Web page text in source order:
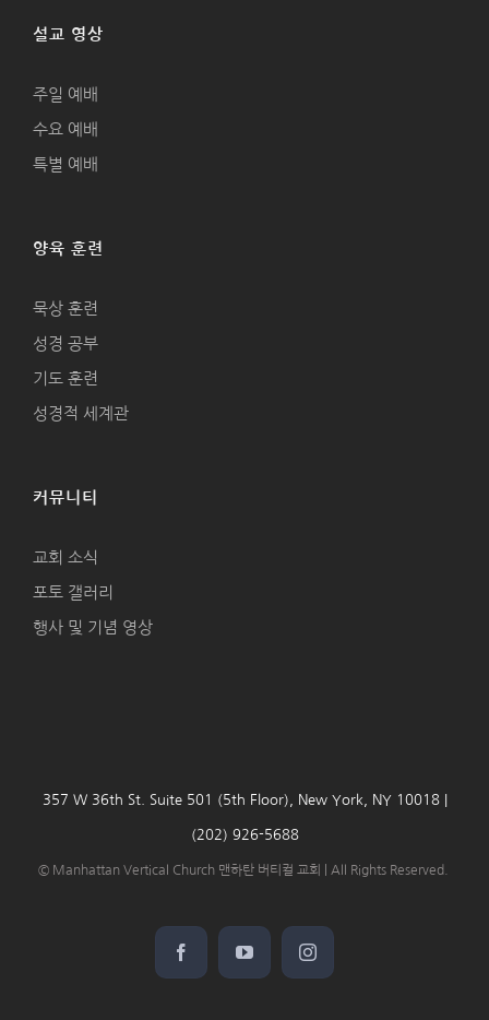
설교 영상
주일 예배
수요 예배
특별 예배
양육 훈련
묵상 훈련
성경 공부
기도 훈련
성경적 세계관
커뮤니티
교회 소식
포토 갤러리
행사 및 기념 영상
357 W 36th St. Suite 501 (5th Floor), New York, NY 10018 |
(202) 926-5688
© Manhattan Vertical Church 맨하탄 버티컬 교회 | All Rights Reserved.
FacebookYouTubeInstagram